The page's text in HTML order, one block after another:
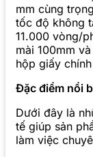
mm cùng
tốc độ không
11.000 vòng/
mài 100mm
hộp giấy
Đặc điểm nổi
Dưới đây là
tế giúp sản
làm việc